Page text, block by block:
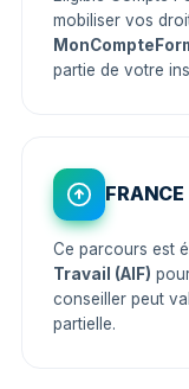
mobiliser vos
partie de votre
Ce parcours est
Travail (AIF)
conseiller peut
partielle.